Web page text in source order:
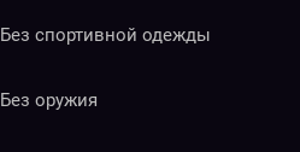
Без спортивной одежды
Без оружия